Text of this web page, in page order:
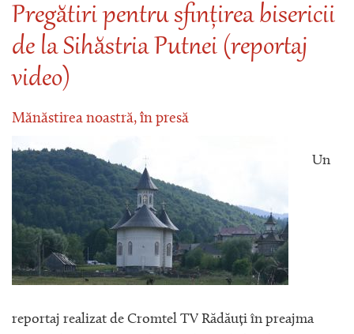
Pregătiri pentru sfințirea bisericii
de la Sihăstria Putnei (reportaj
video)
Mănăstirea noastră, în presă
Un
reportaj realizat de Cromtel TV Rădăuți în preajma